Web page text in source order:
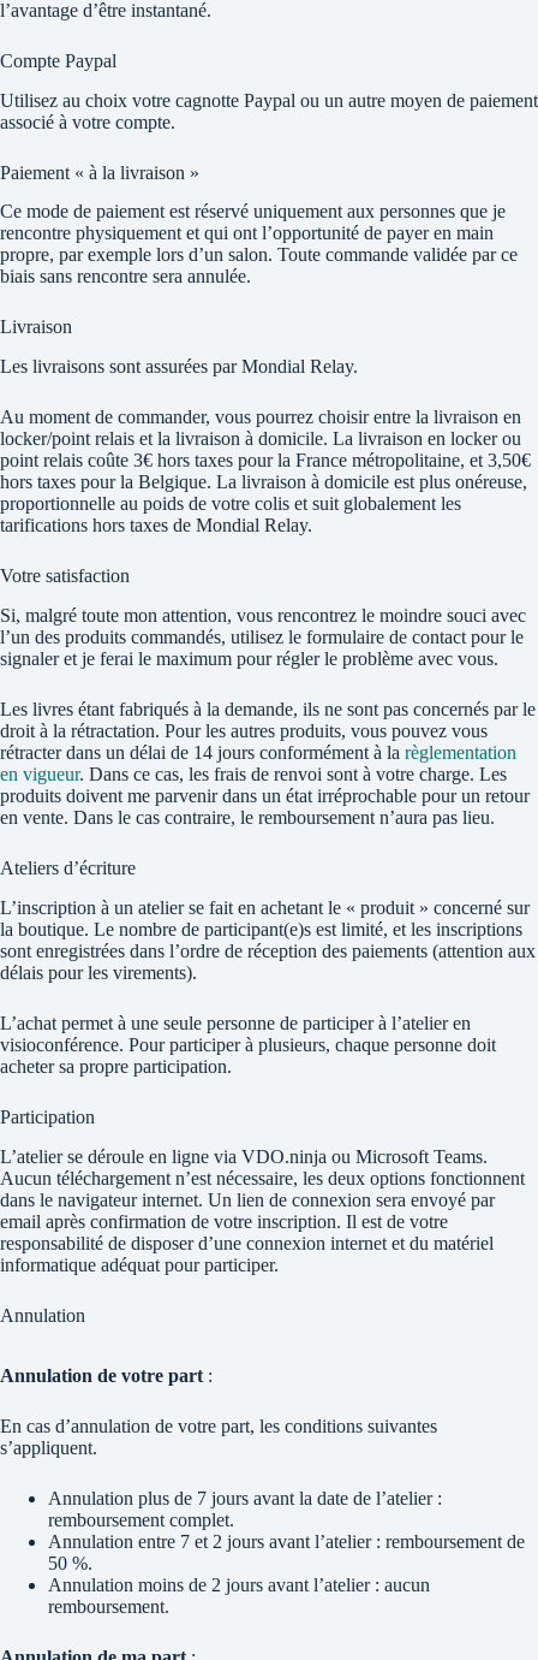
l’avantage d’être instantané.
Compte Paypal
Utilisez au choix votre cagnotte Paypal ou un autre moyen de paiement
associé à votre compte.
Paiement « à la livraison »
Ce mode de paiement est réservé uniquement aux personnes que je
rencontre physiquement et qui ont l’opportunité de payer en main
propre, par exemple lors d’un salon. Toute commande validée par ce
biais sans rencontre sera annulée.
Livraison
Les livraisons sont assurées par Mondial Relay.
Au moment de commander, vous pourrez choisir entre la livraison en
locker/point relais et la livraison à domicile. La livraison en locker ou
point relais coûte 3€ hors taxes pour la France métropolitaine, et 3,50€
hors taxes pour la Belgique. La livraison à domicile est plus onéreuse,
proportionnelle au poids de votre colis et suit globalement les
tarifications hors taxes de Mondial Relay.
Votre satisfaction
Si, malgré toute mon attention, vous rencontrez le moindre souci avec
l’un des produits commandés, utilisez le formulaire de contact pour le
signaler et je ferai le maximum pour régler le problème avec vous.
Les livres étant fabriqués à la demande, ils ne sont pas concernés par le
droit à la rétractation. Pour les autres produits, vous pouvez vous
rétracter dans un délai de 14 jours conformément à la règlementation
en vigueur. Dans ce cas, les frais de renvoi sont à votre charge. Les
produits doivent me parvenir dans un état irréprochable pour un retour
en vente. Dans le cas contraire, le remboursement n’aura pas lieu.
Ateliers d’écriture
L’inscription à un atelier se fait en achetant le « produit » concerné sur
la boutique. Le nombre de participant(e)s est limité, et les inscriptions
sont enregistrées dans l’ordre de réception des paiements (attention aux
délais pour les virements).
L’achat permet à une seule personne de participer à l’atelier en
visioconférence. Pour participer à plusieurs, chaque personne doit
acheter sa propre participation.
Participation
L’atelier se déroule en ligne via VDO.ninja ou Microsoft Teams.
Aucun téléchargement n’est nécessaire, les deux options fonctionnent
dans le navigateur internet. Un lien de connexion sera envoyé par
email après confirmation de votre inscription. Il est de votre
responsabilité de disposer d’une connexion internet et du matériel
informatique adéquat pour participer.
Annulation
Annulation de votre part :
En cas d’annulation de votre part, les conditions suivantes
s’appliquent.
Annulation plus de 7 jours avant la date de l’atelier :
remboursement complet.
Annulation entre 7 et 2 jours avant l’atelier : remboursement de
50 %.
Annulation moins de 2 jours avant l’atelier : aucun
remboursement.